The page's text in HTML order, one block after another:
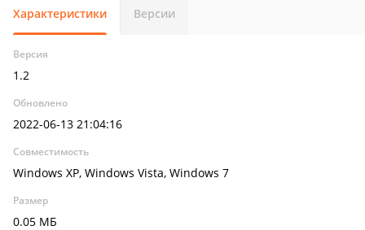
Характеристики Версии
Версия
1.2
Обновлено
2022-06-13 21:04:16
Совместимость
Windows XP, Windows Vista, Windows 7
Размер
0.05 МБ